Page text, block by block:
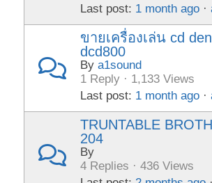
Last post: 1 month ago ·
ขายเครื่องเล่น cd
dcd800
Bya1sound
1 Reply · 1,133 Views
Last post: 1 month ago ·
TRUNTABLE
204
By
4 Replies · 436 Views